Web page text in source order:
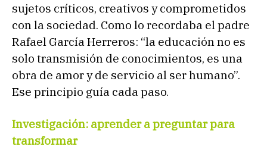
sujetos críticos, creativos y comprometidos
con la sociedad. Como lo recordaba el padre
Rafael García Herreros: “la educación no es
solo transmisión de conocimientos, es una
obra de amor y de servicio al ser humano”.
Ese principio guía cada paso.
Investigación: aprender a preguntar para
transformar